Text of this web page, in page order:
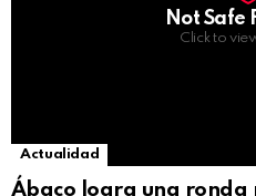
Not Safe
Click to
Actualidad
Ábaco logra una ronda